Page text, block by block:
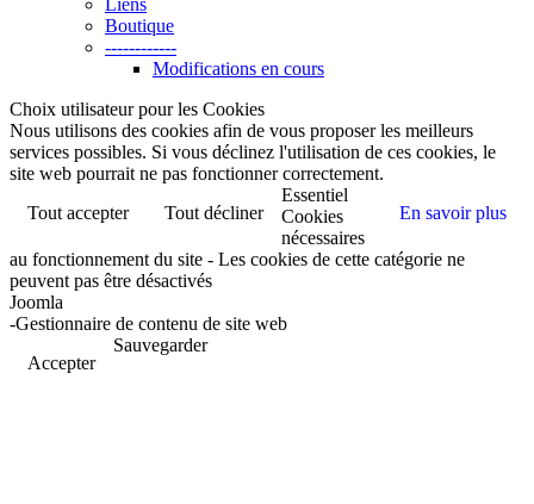
Boutique
------------
Modifications en cours
Choix utilisateur pour les Cookies
Nous utilisons des cookies afin de vous proposer les meilleurs
services possibles. Si vous déclinez l'utilisation de ces cookies, le
site web pourrait ne pas fonctionner correctement.
Tout accepter
Tout décliner En savoir plus
Essentiel
Cookies
nécessaires
au fonctionnement du site - Les cookies de cette catégorie ne
peuvent pas être désactivés
Joomla
-Gestionnaire de contenu de site web
Accepter
Sauvegarder